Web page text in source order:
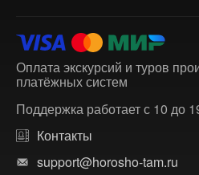
Оплата экскурсий и туров
платёжных систем
Поддержка работает с 10 до
Контакты
support@horosho-tam.ru